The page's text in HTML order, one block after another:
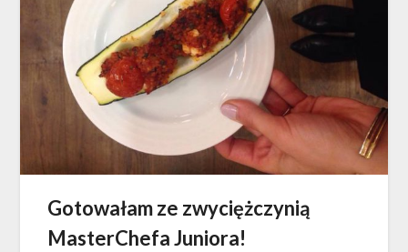
Gotowałam ze zwyciężczynią
MasterChefa Juniora!